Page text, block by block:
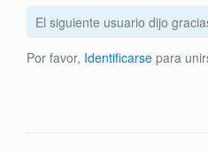
El siguiente usuario dijo
Por favor, Identificarse para